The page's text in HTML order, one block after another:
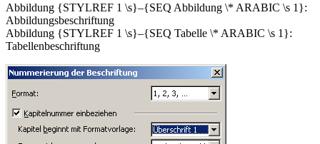
Abbildung {STYLREF 1 \s}–{SEQ Abbildung \* ARABIC \s 1}:
Abbildungsbeschriftung
Abbildung {STYLREF 1 \s}–{SEQ Tabelle \* ARABIC \s 1}:
Tabellenbeschriftung